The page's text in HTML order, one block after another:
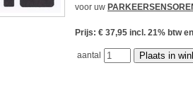
voor uw
Prijs: € 37,95 incl. 21% btw
aantal